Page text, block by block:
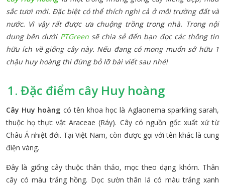
sắc tươi mới. Đặc biệt có thể thích nghi cả ở môi trường đất và
nước. Vì vậy rất được ưa chuộng trồng trong nhà. Trong nội
dung bên dưới PTGreensẽ chia sẻ đến bạn đọc các thông tin
hữu ích về giống cây này. Nếu đang có mong muốn sở hữu 1
chậu huy hoàng thì đừng bỏ lỡ bài viết sau nhé!
1. Đặc điểm cây Huy hoàng
Cây Huy hoàng có tên khoa học là Aglaonema sparkling sarah,
thuộc họ thực vật Araceae (Ráy). Cây có nguồn gốc xuất xứ từ
Châu Á nhiệt đới. Tại Việt Nam, còn được gọi với tên khác là cung
điện vàng.
Đây là giống cây thuộc thân thảo, mọc theo dạng khóm. Thân
cây có màu trắng hồng. Dọc sườn thân lá có màu trắng xanh